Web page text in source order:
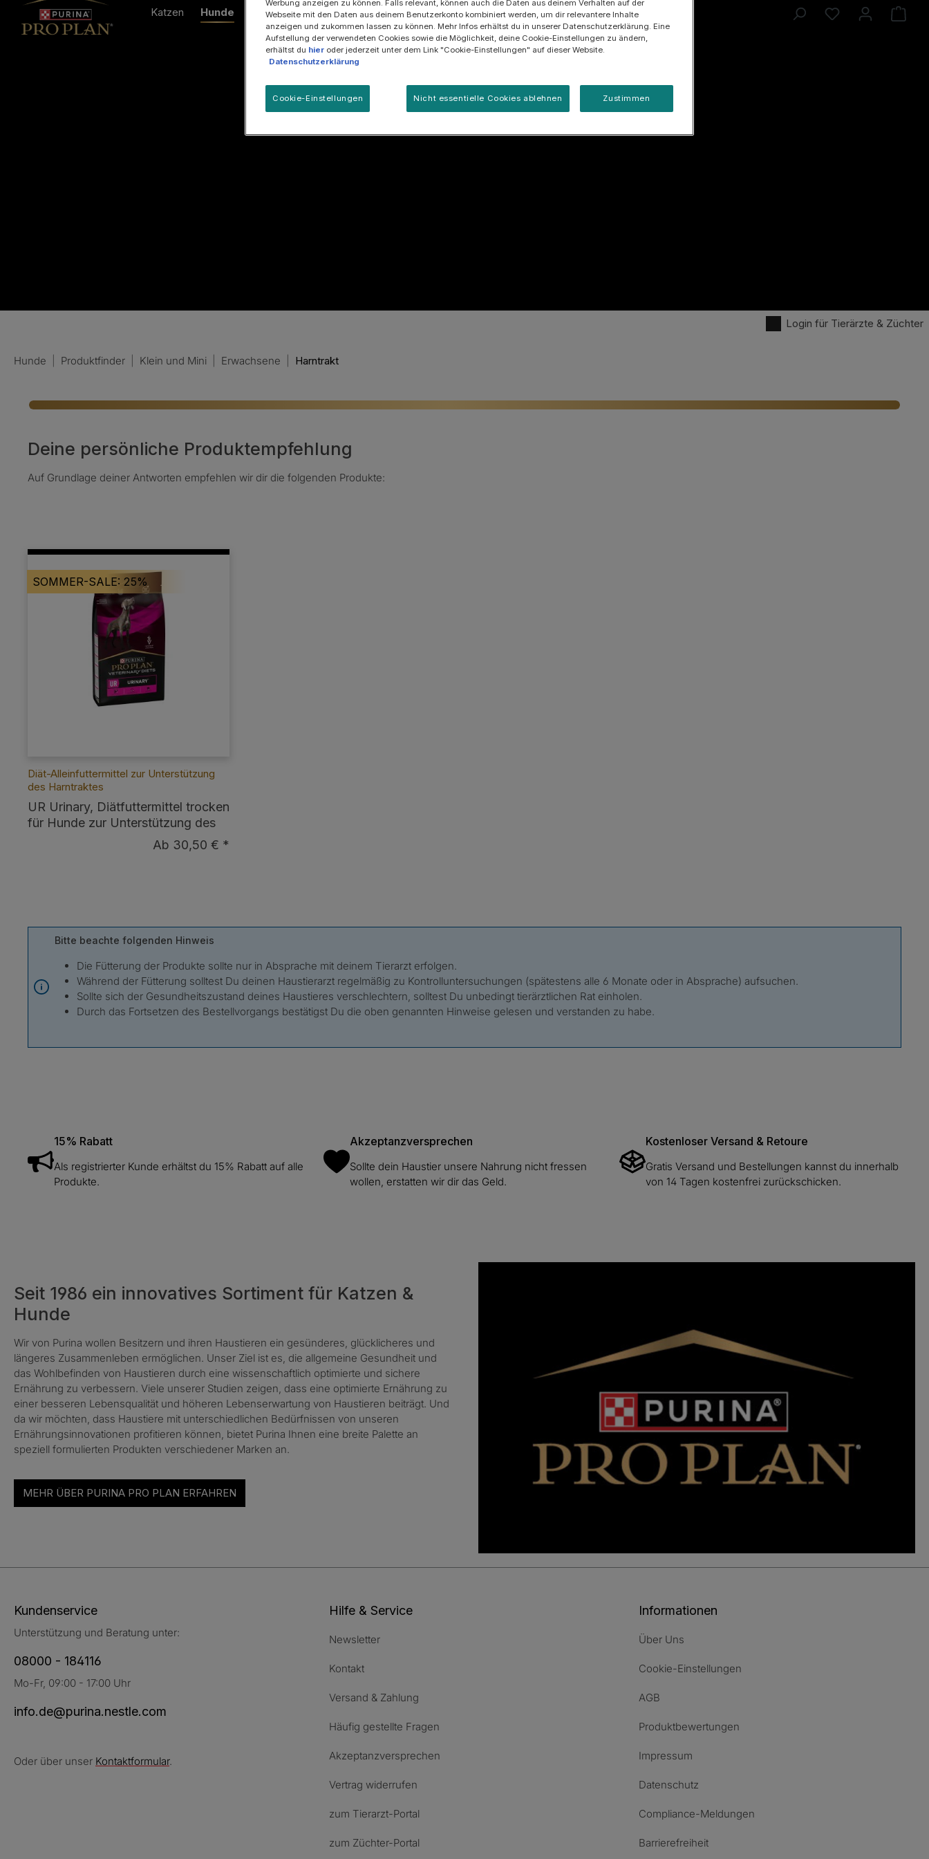
Katzen Hunde Ratgeber
Login für Tierärzte & Züchter
Hunde Produktfinder Klein und Mini Erwachsene Harntrakt
Deine persönliche Produktempfehlung
Auf Grundlage deiner Antworten empfehlen wir dir die folgenden Produkte:
SOMMER-SALE: 25%
Diät-Alleinfuttermittel zur Unterstützung
des Harntraktes
UR Urinary, Diätfuttermittel trocken
für Hunde zur Unterstützung des
Ab 30,50 € *
Bitte beachte folgenden Hinweis
Die Fütterung der Produkte sollte nur in Absprache mit deinem Tierarzt erfolgen.
Während der Fütterung solltest Du deinen Haustierarzt regelmäßig zu Kontrolluntersuchungen (spätestens alle 6 Monate oder in Absprache) aufsuchen.
Sollte sich der Gesundheitszustand deines Haustieres verschlechtern, solltest Du unbedingt tierärztlichen Rat einholen.
Durch das Fortsetzen des Bestellvorgangs bestätigst Du die oben genannten Hinweise gelesen und verstanden zu habe.
15% Rabatt
Als registrierter Kunde erhältst du 15% Rabatt auf alle
Produkte.
Akzeptanzversprechen
Sollte dein Haustier unsere Nahrung nicht fressen
wollen, erstatten wir dir das Geld.
Kostenloser Versand & Retoure
Gratis Versand und Bestellungen kannst du innerhalb
von 14 Tagen kostenfrei zurückschicken.
Seit 1986 ein innovatives Sortiment für Katzen &
Hunde
Wir von Purina wollen Besitzern und ihren Haustieren ein gesünderes, glücklicheres und
längeres Zusammenleben ermöglichen. Unser Ziel ist es, die allgemeine Gesundheit und
das Wohlbefinden von Haustieren durch eine wissenschaftlich optimierte und sichere
Ernährung zu verbessern. Viele unserer Studien zeigen, dass eine optimierte Ernährung zu
einer besseren Lebensqualität und höheren Lebenserwartung von Haustieren beiträgt. Und
da wir möchten, dass Haustiere mit unterschiedlichen Bedürfnissen von unseren
Ernährungsinnovationen profitieren können, bietet Purina Ihnen eine breite Palette an
speziell formulierten Produkten verschiedener Marken an.
MEHR ÜBER PURINA PRO PLAN ERFAHREN
Kundenservice
Unterstützung und Beratung unter:
08000 - 184116
Mo-Fr, 09:00 - 17:00 Uhr
info.de@purina.nestle.com
Oder über unser Kontaktformular.
Hilfe & Service
Newsletter
Kontakt
Versand & Zahlung
Häufig gestellte Fragen
Akzeptanzversprechen
Vertrag widerrufen
zum Tierarzt-Portal
zum Züchter-Portal
Informationen
Über Uns
Cookie-Einstellungen
AGB
Produktbewertungen
Impressum
Datenschutz
Compliance-Meldungen
Barrierefreiheit
Werbung anzeigen zu können. Falls relevant, können auch die Daten aus deinem Verhalten auf der
Webseite mit den Daten aus deinem Benutzerkonto kombiniert werden, um dir relevantere Inhalte
anzeigen und zukommen lassen zu können. Mehr Infos erhältst du in unserer Datenschutzerklärung. Eine
Aufstellung der verwendeten Cookies sowie die Möglichkeit, deine Cookie-Einstellungen zu ändern,
erhältst du hier oder jederzeit unter dem Link "Cookie-Einstellungen" auf dieser Website.
Datenschutzerklärung
Cookie-Einstellungen Nicht essentielle Cookies ablehnen Zustimmen